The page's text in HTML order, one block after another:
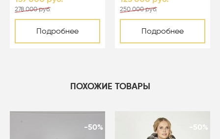
капюшоном - 01164
278 000 руб.
Подробнее
250 000 руб.
Подробнее
ПОХОЖИЕ ТОВАРЫ
-50% -50%